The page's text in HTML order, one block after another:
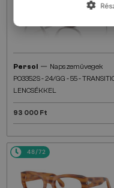
Persol — Napszemüvegek
PO3352S - 24/GG - 55 -
LENCSÉKKEL
93 000 Ft
48/72